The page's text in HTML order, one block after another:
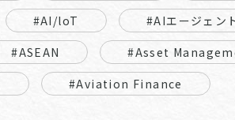
#AI/loT #AIエージェン
#ASEAN
#Asset
#Aviation Finance